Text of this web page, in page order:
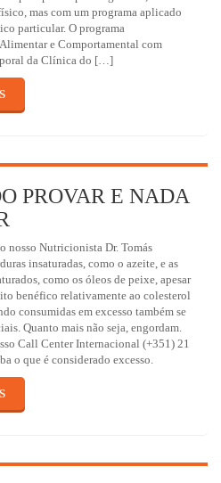
mas com um programa aplicado
particular. O programa
e Comportamental com
da Clínica do […]
PROVAR E NADA
nosso Nutricionista Dr. Tomás
insaturadas, como o azeite, e as
como os óleos de peixe, apesar
benéfico relativamente ao colesterol
consumidas em excesso também se
Quanto mais não seja, engordam.
Call Center Internacional (+351) 21
o que é considerado excesso.